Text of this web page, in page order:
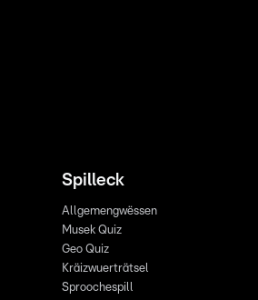
Spilleck
Allgemengwëssen
Musek Quiz
Geo Quiz
Kräizwuerträtsel
Sproochespill